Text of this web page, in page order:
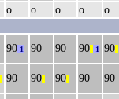
о о о о о
90 1 90 90 90 1 90
90 90 90 90 90